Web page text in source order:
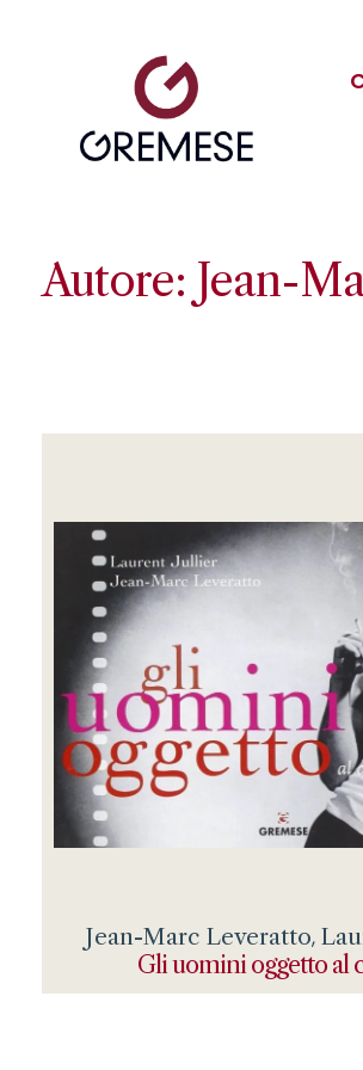
Autore: Jean-
Jean-Marc Leveratto,
Gli uomini oggetto al